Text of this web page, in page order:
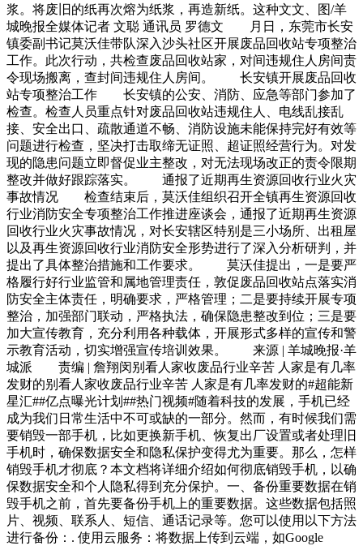
浆。将废旧的纸再次熔为纸浆，再造新纸。这种文文、图/羊
城晚报全媒体记者 文聪 通讯员 罗德文 月日，东莞市长安
镇委副书记莫沃佳带队深入沙头社区开展废品回收站专项整治
工作。此次行动，共检查废品回收站家，对间违规住人房间责
令现场搬离，查封间违规住人房间。 长安镇开展废品回收
站专项整治工作 长安镇的公安、消防、应急等部门参加了
检查。检查人员重点针对废品回收站违规住人、电线乱接乱
接、安全出口、疏散通道不畅、消防设施未能保持完好有效等
问题进行检查，坚决打击取缔无证照、超证照经营行为。对发
现的隐患问题立即督促业主整改，对无法现场改正的责令限期
整改并做好跟踪落实。 通报了近期再生资源回收行业火灾
事故情况 检查结束后，莫沃佳组织召开全镇再生资源回收
行业消防安全专项整治工作推进座谈会，通报了近期再生资源
回收行业火灾事故情况，对长安辖区特别是三小场所、出租屋
以及再生资源回收行业消防安全形势进行了深入分析研判，并
提出了具体整治措施和工作要求。 莫沃佳提出，一是要严
格履行好行业监管和属地管理责任，敦促废品回收站点落实消
防安全主体责任，明确要求，严格管理；二是要持续开展专项
整治，加强部门联动，严格执法，确保隐患整改到位；三是要
加大宣传教育，充分利用各种载体，开展形式多样的宣传和警
示教育活动，切实增强宣传培训效果。 来源 | 羊城晚报·羊
城派 责编 | 詹翔闵别看人家收废品行业辛苦 人家是有几率
发财的别看人家收废品行业辛苦 人家是有几率发财的#超能新
星汇##亿点曝光计划##热门视频#随着科技的发展，手机已经
成为我们日常生活中不可或缺的一部分。然而，有时候我们需
要销毁一部手机，比如更换新手机、恢复出厂设置或者处理旧
手机时，确保数据安全和隐私保护变得尤为重要。那么，怎样
销毁手机才彻底？本文档将详细介绍如何彻底销毁手机，以确
保数据安全和个人隐私得到充分保护。一、备份重要数据在销
毁手机之前，首先要备份手机上的重要数据。这些数据包括照
片、视频、联系人、短信、通话记录等。您可以使用以下方法
进行备份：. 使用云服务：将数据上传到云端，如Google